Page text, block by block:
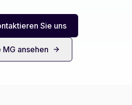
Sie uns
MG ansehen